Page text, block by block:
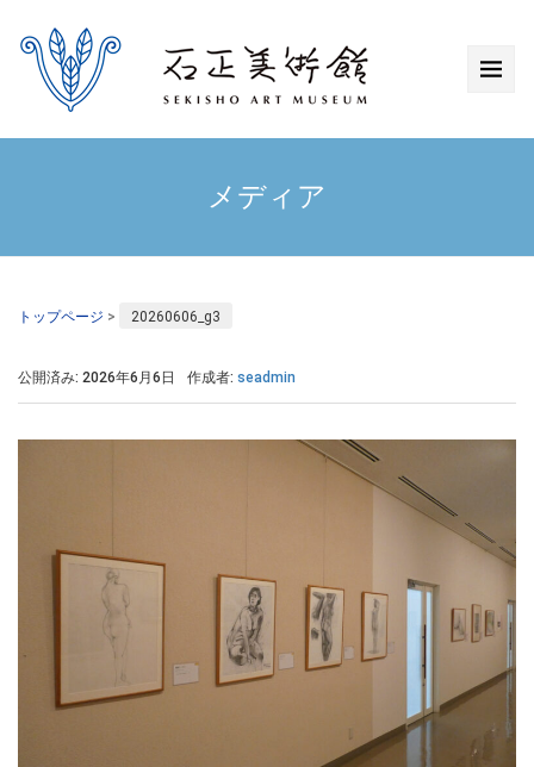
メディア
トップページ > 20260606_g3
公開済み: 2026年6月6日 作成者: seadmin